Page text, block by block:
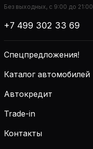
Без выходных, с 9:00 до 21:00
+7 499 302 33 69
Спецпредложения!
Каталог автомобилей
Автокредит
Trade-in
Контакты